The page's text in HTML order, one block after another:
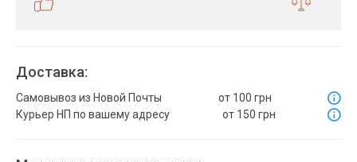
Доставка:
Самовывоз из Новой Почты
от 100 грн
Курьер НП по вашему адресу
от 150 грн